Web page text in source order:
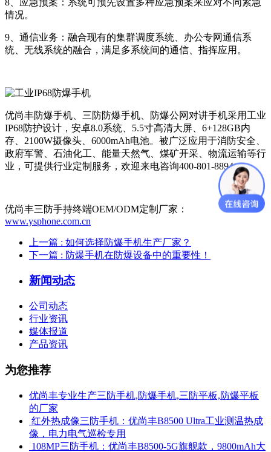
情况。
9、通信业务：融合现有的集群调度系统、办公专网通信系
统、无线系统的融合，满足多系统间的通信、指挥应用。
优尚丰防爆手机、三防防爆手机、防爆公网对讲手机采用工业
IP68防护设计，安卓8.0系统、5.5寸高清大屏、6+128GB内
存、2100W摄像头、6000mAh电池。被广泛应用于消防安全、
政府军警、石油化工、能量天然气、煤矿开采、物流运输等行
业，可提供行业定制服务，欢迎来电咨询400-801-8894
优尚丰三防手持终端OEM/ODM定制厂家：
www.ysphone.com.cn
上一篇 : 如何选择防爆手机生产厂家？
下一篇 : 防爆手机在防爆设备中的重要性！
新闻动态
公司动态
行业资讯
媒体报道
产品资讯
为您推荐
优尚丰专业生产三防手机,防爆手机,三防平板,防爆平板
的厂家
​ 红外热成像三防手机：优尚丰B8500 Ultra工业测温热成
像，电力电气巡检专用
​ 108MP三防手机：优尚丰B8500-5G旗舰款，9800mAh大